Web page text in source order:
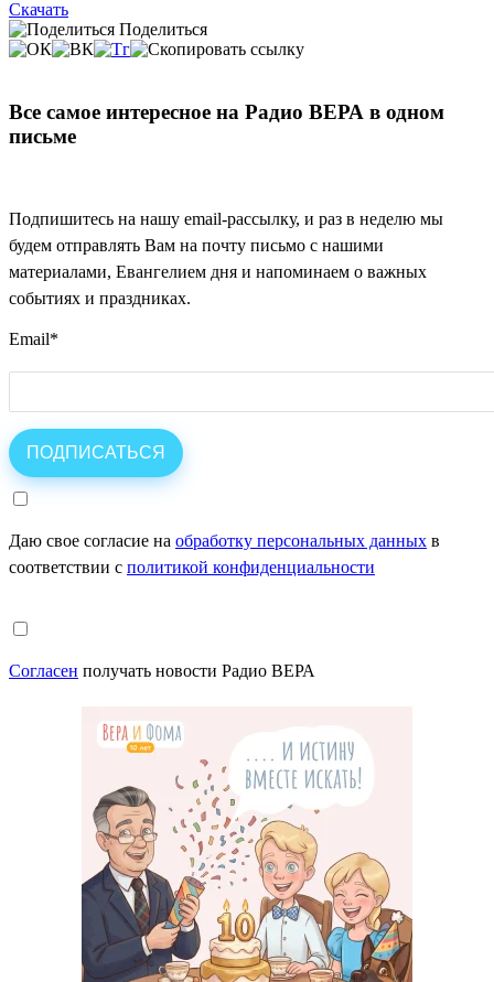
Скачать
Поделиться
Все самое интересное на Радио ВЕРА в одном
письме
Подпишитесь на нашу email-рассылку, и раз в неделю мы
будем отправлять Вам на почту письмо с нашими
материалами, Евангелием дня и напоминаем о важных
событиях и праздниках.
Email*
Даю свое согласие на обработку персональных данных в
соответствии с политикой конфиденциальности
Согласен получать новости Радио ВЕРА